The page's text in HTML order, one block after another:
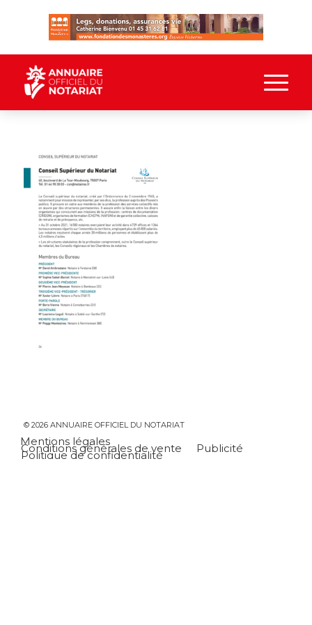
© 2026 ANNUAIRE OFFICIEL DU NOTARIAT
Mentions légales
Conditions générales de vente Publicité
Politique de confidentialité